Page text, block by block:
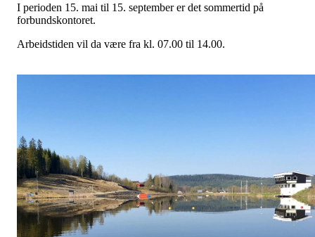
I perioden 15. mai til 15. september er det sommertid på
forbundskontoret.
Arbeidstiden vil da være fra kl. 07.00 til 14.00.